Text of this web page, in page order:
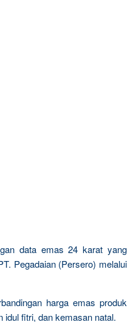
data emas 24 karat yang
Pegadaian (Persero) melalui
harga emas produk
idul fitri, dan kemasan natal.